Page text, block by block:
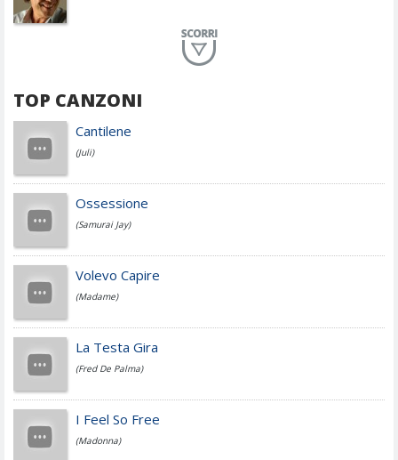
Achille Lauro
Cesare Cremonini
Jovanotti
Fedez
Simone Cristicchi
TOP CANZONI
Cantilene
(Juli)
Ossessione
(Samurai Jay)
Volevo Capire
(Madame)
La Testa Gira
(Fred De Palma)
I Feel So Free
(Madonna)